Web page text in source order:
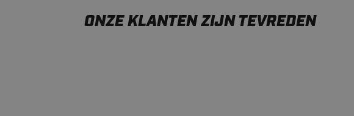
ONZE KLANTEN ZIJN TEVREDEN